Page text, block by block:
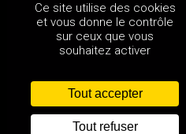
CGU
POLITIQUE DE
POLITIQUE
Festival ODP Talence ©
Ce site utilise des cookies
et vous donne le contrôle
sur ceux que vous
souhaitez activer
Tout accepter
Tout refuser